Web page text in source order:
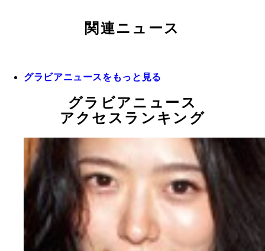
関連ニュース
グラビアニュースをもっと見る
グラビアニュース
アクセスランキング